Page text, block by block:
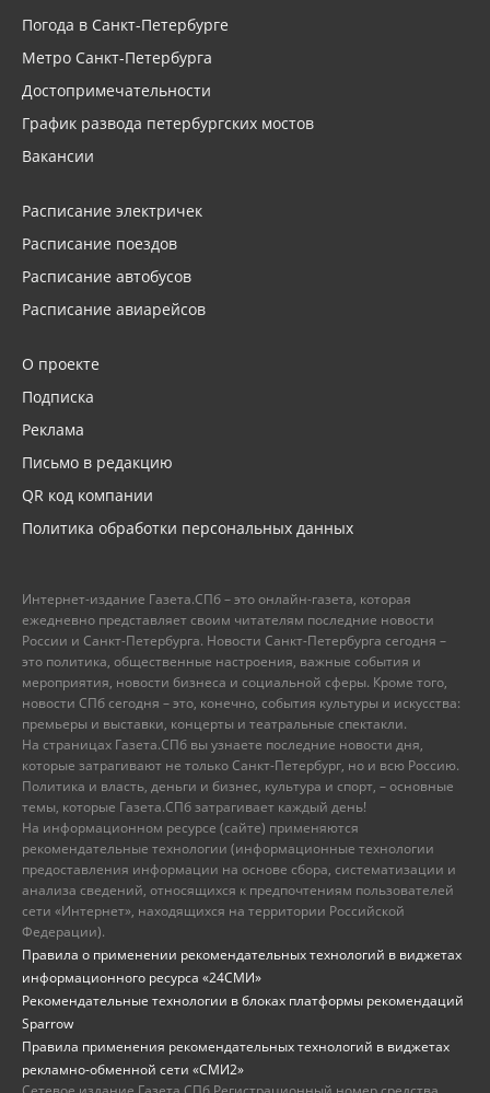
Погода в Санкт-Петербурге
Метро Санкт-Петербурга
Достопримечательности
График развода петербургских мостов
Вакансии
Расписание электричек
Расписание поездов
Расписание автобусов
Расписание авиарейсов
О проекте
Подписка
Реклама
Письмо в редакцию
QR код компании
Политика обработки персональных данных
Интернет-издание Газета.СПб – это онлайн-газета, которая
ежедневно представляет своим читателям последние новости
России и Санкт-Петербурга. Новости Санкт-Петербурга сегодня –
это политика, общественные настроения, важные события и
мероприятия, новости бизнеса и социальной сферы. Кроме того,
новости СПб сегодня – это, конечно, события культуры и искусства:
премьеры и выставки, концерты и театральные спектакли.
На страницах Газета.СПб вы узнаете последние новости дня,
которые затрагивают не только Санкт-Петербург, но и всю Россию.
Политика и власть, деньги и бизнес, культура и спорт, – основные
темы, которые Газета.СПб затрагивает каждый день!
На информационном ресурсе (сайте) применяются
рекомендательные технологии (информационные технологии
предоставления информации на основе сбора, систематизации и
анализа сведений, относящихся к предпочтениям пользователей
сети «Интернет», находящихся на территории Российской
Федерации).
Правила о применении рекомендательных технологий в виджетах
информационного ресурса «24СМИ»
Рекомендательные технологии в блоках платформы рекомендаций
Sparrow
Правила применения рекомендательных технологий в виджетах
рекламно-обменной сети «СМИ2»